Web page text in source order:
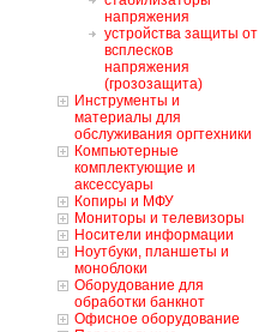
напряжения
устройства защиты от
всплесков
напряжения
(грозозащита)
Инструменты и
материалы для
обслуживания оргтехники
Компьютерные
комплектующие и
аксессуары
Копиры и МФУ
Мониторы и телевизоры
Носители информации
Ноутбуки, планшеты и
моноблоки
Оборудование для
обработки банкнот
Офисное оборудование